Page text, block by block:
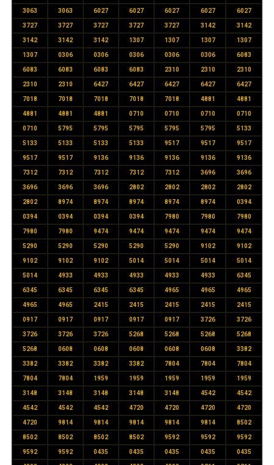
3063 3063 6027 6027 6027 6027 6027
3727 3727 3727 3727 3727 3142 3142
3142 3142 3142 1307 1307 1307 1307
1307 0306 0306 0306 0306 0306 6083
6083 6083 6083 6083 2310 2310 2310
2310 2310 6427 6427 6427 6427 6427
7018 7018 7018 7018 7018 4881 4881
4881 4881 4881 0710 0710 0710 0710
0710 5795 5795 5795 5795 5795 5133
5133 5133 5133 5133 9517 9517 9517
9517 9517 9136 9136 9136 9136 9136
7312 7312 7312 7312 7312 3696 3696
3696 3696 3696 2802 2802 2802 2802
2802 8974 8974 8974 8974 8974 0394
0394 0394 0394 0394 7980 7980 7980
7980 7980 9474 9474 9474 9474 9474
5290 5290 5290 5290 5290 9102 9102
9102 9102 9102 5014 5014 5014 5014
5014 4933 4933 4933 4933 4933 6345
6345 6345 6345 6345 4965 4965 4965
4965 4965 2415 2415 2415 2415 2415
0917 0917 0917 0917 0917 3726 3726
3726 3726 3726 5268 5268 5268 5268
5268 0608 0608 0608 0608 0608 3382
3382 3382 3382 3382 7804 7804 7804
7804 7804 1959 1959 1959 1959 1959
3148 3148 3148 3148 3148 4542 4542
4542 4542 4542 4720 4720 4720 4720
4720 9814 9814 9814 9814 9814 8502
8502 8502 8502 8502 9592 9592 9592
9592 9592 0435 0435 0435 0435 0435